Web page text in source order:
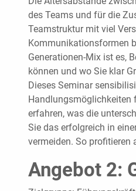
des Teams und für die
Teamstruktur mit viel
Kommunikationsformen
Generationen-Mix ist es,
können und wo Sie klar
Dieses Seminar
Handlungsmöglichkeiten
erfahren, was die
Sie das erfolgreich in
vermeiden. So profitieren
Angebot 2: